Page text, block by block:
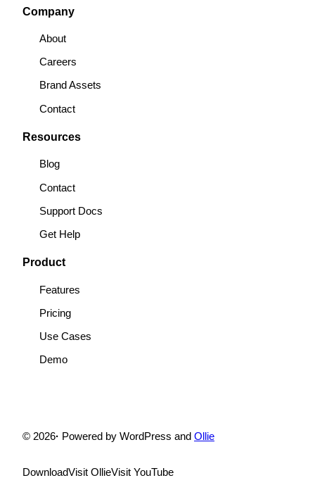
Company
About
Careers
Brand Assets
Contact
Resources
Blog
Contact
Support Docs
Get Help
Product
Features
Pricing
Use Cases
Demo
© 2026· Powered by WordPress and Ollie
DownloadVisit OllieVisit YouTube